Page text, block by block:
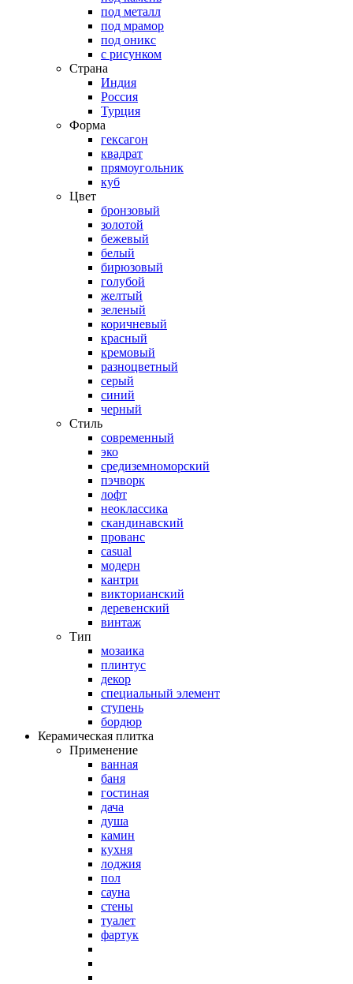
под металл
под мрамор
под оникс
с рисунком
Страна
Индия
Россия
Турция
Форма
гексагон
квадрат
прямоугольник
куб
Цвет
бронзовый
золотой
бежевый
белый
бирюзовый
голубой
желтый
зеленый
коричневый
красный
кремовый
разноцветный
серый
синий
черный
Стиль
современный
эко
средиземноморский
пэчворк
лофт
неоклассика
скандинавский
прованс
casual
модерн
кантри
викторианский
деревенский
винтаж
Тип
мозаика
плинтус
декор
специальный элемент
ступень
бордюр
Керамическая плитка
Применение
ванная
баня
гостиная
дача
душа
камин
кухня
лоджия
пол
сауна
стены
туалет
фартук